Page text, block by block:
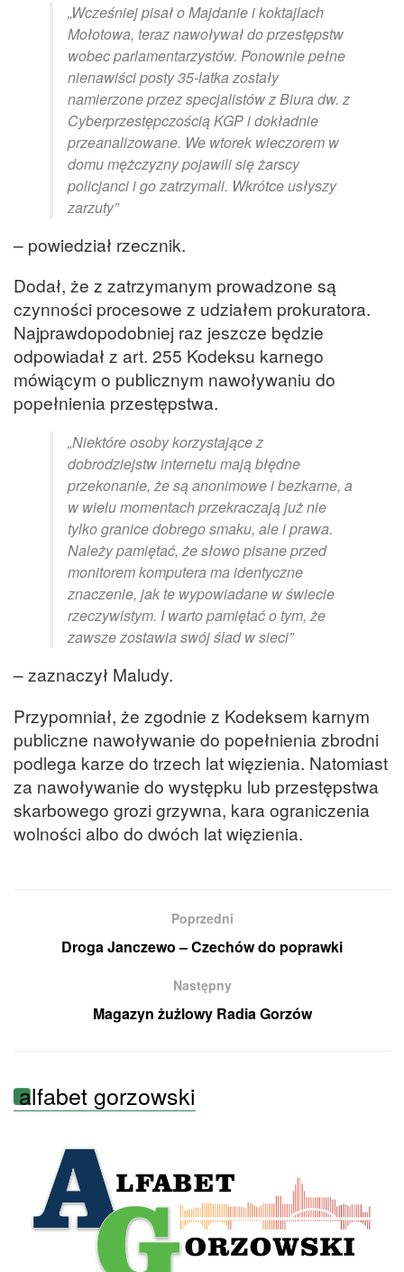
„Wcześniej pisał o Majdanie i koktajlach
Mołotowa, teraz nawoływał do przestępstw
wobec parlamentarzystów. Ponownie pełne
nienawiści posty 35-latka zostały
namierzone przez specjalistów z Biura dw. z
Cyberprzestępczością KGP i dokładnie
przeanalizowane. We wtorek wieczorem w
domu mężczyzny pojawili się żarscy
policjanci i go zatrzymali. Wkrótce usłyszy
zarzuty”
– powiedział rzecznik.
Dodał, że z zatrzymanym prowadzone są
czynności procesowe z udziałem prokuratora.
Najprawdopodobniej raz jeszcze będzie
odpowiadał z art. 255 Kodeksu karnego
mówiącym o publicznym nawoływaniu do
popełnienia przestępstwa.
„Niektóre osoby korzystające z
dobrodziejstw internetu mają błędne
przekonanie, że są anonimowe i bezkarne, a
w wielu momentach przekraczają już nie
tylko granice dobrego smaku, ale i prawa.
Należy pamiętać, że słowo pisane przed
monitorem komputera ma identyczne
znaczenie, jak te wypowiadane w świecie
rzeczywistym. I warto pamiętać o tym, że
zawsze zostawia swój ślad w sieci”
– zaznaczył Maludy.
Przypomniał, że zgodnie z Kodeksem karnym
publiczne nawoływanie do popełnienia zbrodni
podlega karze do trzech lat więzienia. Natomiast
za nawoływanie do występku lub przestępstwa
skarbowego grozi grzywna, kara ograniczenia
wolności albo do dwóch lat więzienia.
Poprzedni
Droga Janczewo – Czechów do poprawki
Następny
Magazyn żużlowy Radia Gorzów
alfabet gorzowski